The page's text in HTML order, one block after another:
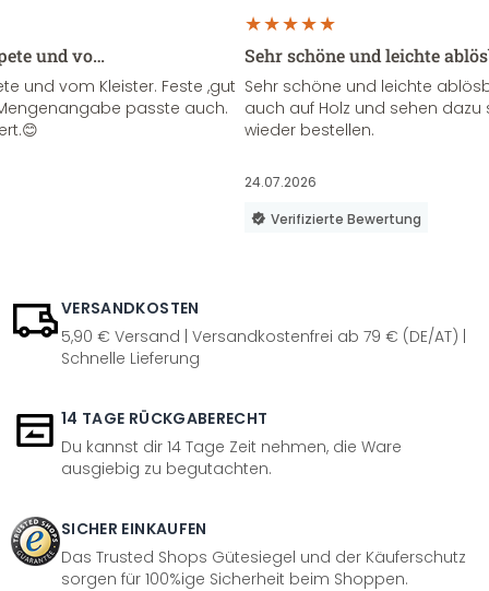
und vo…
und vom Kleister. Feste ,gut
passte auch.
Sehr schöne und leichte
Sehr schöne und leichte
auch auf Holz und sehen
wieder bestellen.
24.07.2026
Verifizierte Bewertung
VERSANDKOSTEN
5,90 € Versand | Versandkostenfrei ab 79 € (DE/AT) |
Schnelle Lieferung
14 TAGE RÜCKGABERECHT
Du kannst dir 14 Tage Zeit nehmen, die Ware
ausgiebig zu begutachten.
SICHER EINKAUFEN
Das Trusted Shops Gütesiegel und der Käuferschutz
sorgen für 100%ige Sicherheit beim Shoppen.